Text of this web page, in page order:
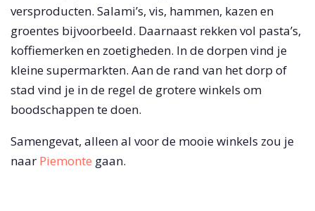
versproducten. Salami’s, vis, hammen, kazen en
groentes bijvoorbeeld. Daarnaast rekken vol pasta’s,
koffiemerken en zoetigheden. In de dorpen vind je
kleine supermarkten. Aan de rand van het dorp of
stad vind je in de regel de grotere winkels om
boodschappen te doen.
Samengevat, alleen al voor de mooie winkels zou je
naar Piemonte gaan.